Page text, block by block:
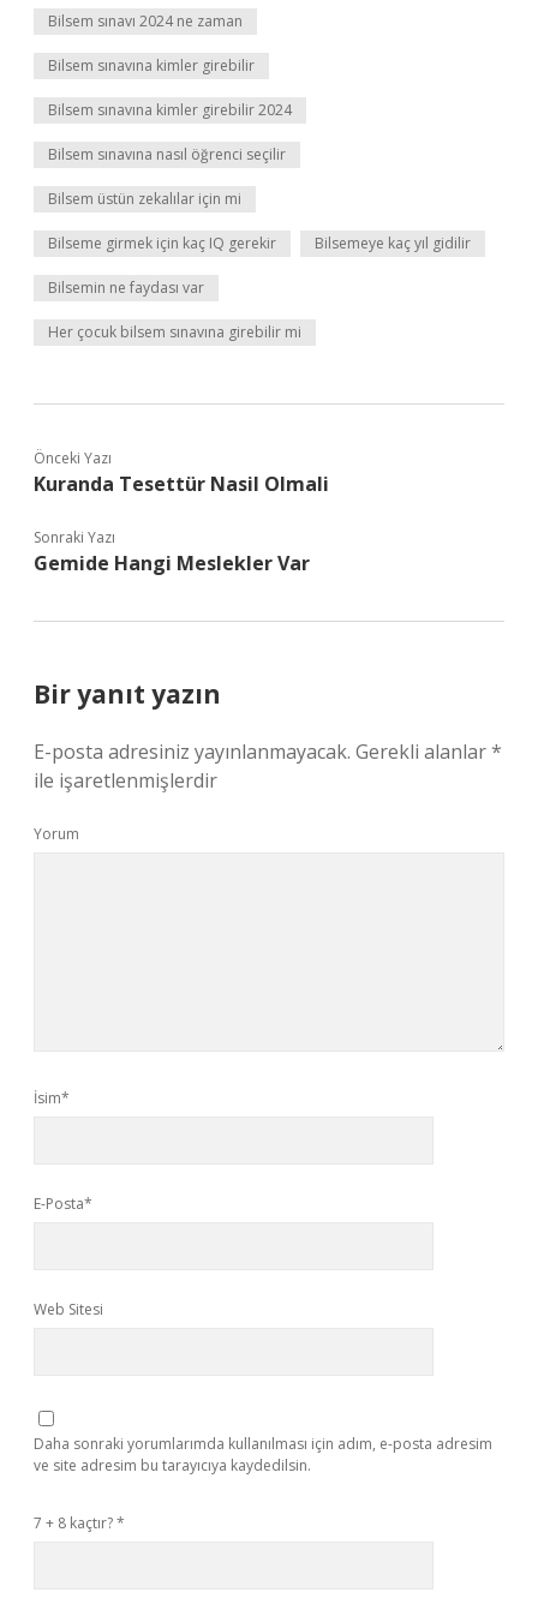
Bilsem sınavı 2024 ne zaman
Bilsem sınavına kimler girebilir
Bilsem sınavına kimler girebilir 2024
Bilsem sınavına nasıl öğrenci seçilir
Bilsem üstün zekalılar için mi
Bilseme girmek için kaç IQ gerekir Bilsemeye kaç yıl gidilir
Bilsemin ne faydası var
Her çocuk bilsem sınavına girebilir mi
Önceki Yazı
Kuranda Tesettür Nasil Olmali
Sonraki Yazı
Gemide Hangi Meslekler Var
Bir yanıt yazın
E-posta adresiniz yayınlanmayacak. Gerekli alanlar*
ile işaretlenmişlerdir
Yorum
İsim*
E-Posta*
Web Sitesi
Daha sonraki yorumlarımda kullanılması için adım, e-posta adresim
ve site adresim bu tarayıcıya kaydedilsin.
7 + 8 kaçtır?*